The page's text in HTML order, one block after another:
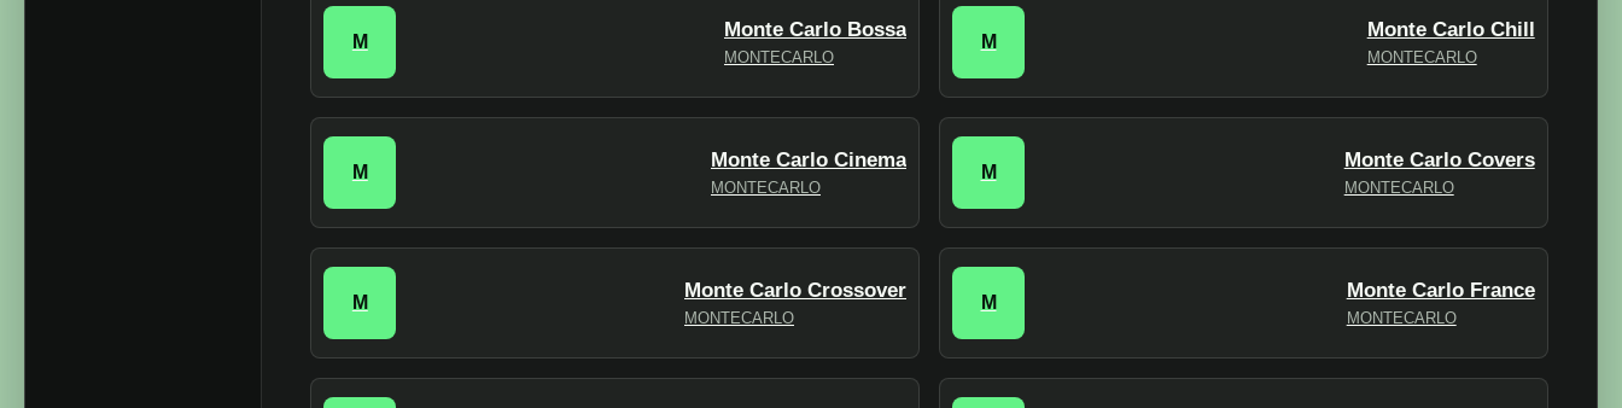
M
Monte Carlo Bossa
MONTECARLO
M
Monte Carlo Chill
MONTECARLO
M
Monte Carlo Cinema
MONTECARLO
M
Monte Carlo Covers
MONTECARLO
M
Monte Carlo Crossover
MONTECARLO
M
Monte Carlo France
MONTECARLO